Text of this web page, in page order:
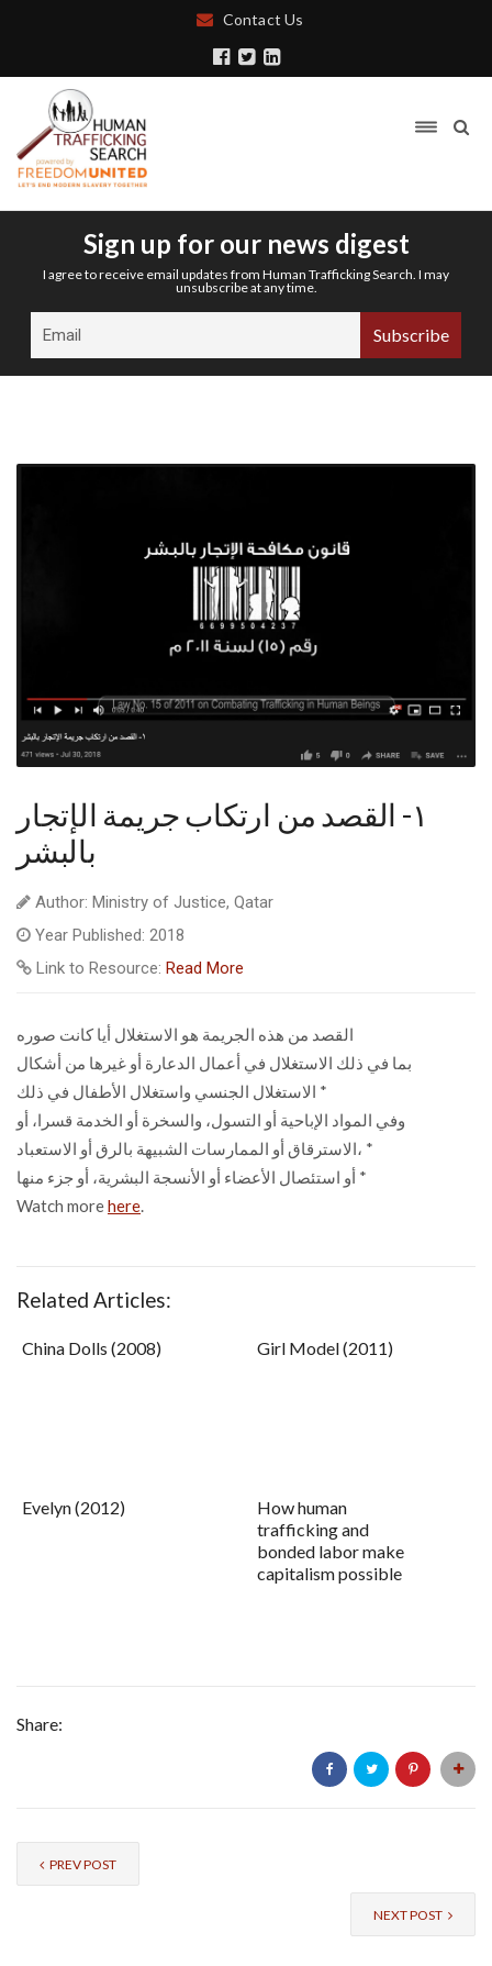
Contact Us
Sign up for our news digest
I agree to receive email updates from Human Trafficking Search. I may
unsubscribe at any time.
١- القصد من ارتكاب جريمة الإتجار
بالبشر
Author: Ministry of Justice, Qatar
Year Published: 2018
Link to Resource: Read More
القصد من هذه الجريمة هو الاستغلال أيا كانت صوره
بما في ذلك الاستغلال في أعمال الدعارة أو غيرها من أشكال
الاستغلال الجنسي واستغلال الأطفال في ذلك *
وفي المواد الإباحية أو التسول، والسخرة أو الخدمة قسرا، أو
الاسترقاق أو الممارسات الشبيهة بالرق أو الاستعباد، *
أو استئصال الأعضاء أو الأنسجة البشرية، أو جزء منها *
Watch morehere.
Related Articles:
China Dolls (2008) Girl Model (2011)
Evelyn (2012)
How human
trafficking and
bonded labor make
capitalism possible
Share:
PREV POST
NEXT POST